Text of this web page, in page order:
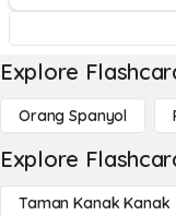
Explore
Orang Spanyol
Explore
Taman Kanak Kanak